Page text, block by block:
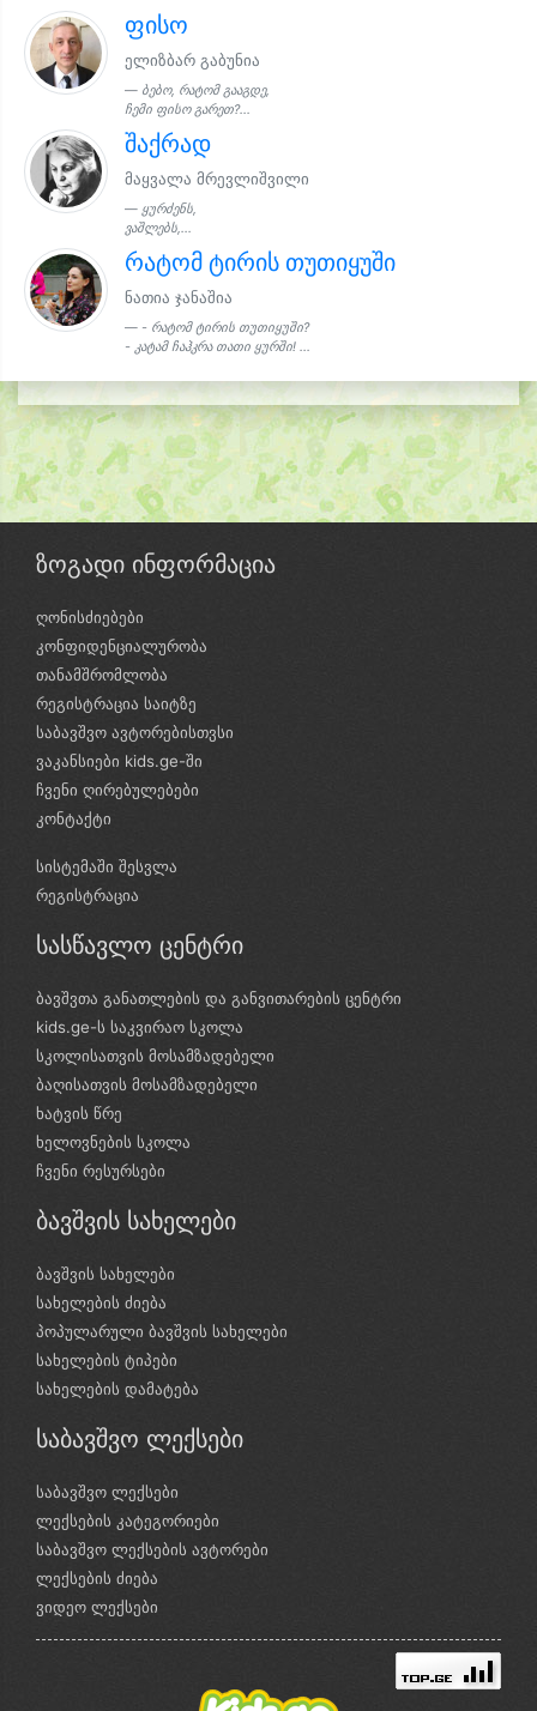
ფისო
ელიზბარ გაბუნია
ბებო, რატომ გააგდე,
ჩემი ფისო გარეთ?...
შაქრად
მაყვალა მრევლიშვილი
ყურძენს,
ვაშლებს,...
რატომ ტირის თუთიყუში
ნათია ჯანაშია
- რატომ ტირის თუთიყუში?
- კატამ ჩაჰკრა თათი ყურში! ...
ზოგადი ინფორმაცია
ღონისძიებები
კონფიდენციალურობა
თანამშრომლობა
რეგისტრაცია საიტზე
საბავშვო ავტორებისთვსი
ვაკანსიები kids.ge-ში
ჩვენი ღირებულებები
კონტაქტი
სისტემაში შესვლა
რეგისტრაცია
სასწავლო ცენტრი
ბავშვთა განათლების და განვითარების ცენტრი
kids.ge-ს საკვირაო სკოლა
სკოლისათვის მოსამზადებელი
ბაღისათვის მოსამზადებელი
ხატვის წრე
ხელოვნების სკოლა
ჩვენი რესურსები
ბავშვის სახელები
ბავშვის სახელები
სახელების ძიება
პოპულარული ბავშვის სახელები
სახელების ტიპები
სახელების დამატება
საბავშვო ლექსები
საბავშვო ლექსები
ლექსების კატეგორიები
საბავშვო ლექსების ავტორები
ლექსების ძიება
ვიდეო ლექსები